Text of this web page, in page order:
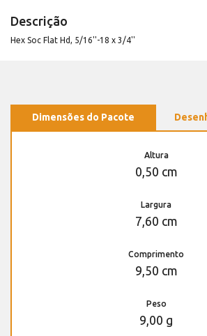
Descrição
Hex Soc Flat Hd, 5/16''-18 x 3/4''
Dimensões do Pacote
Altura
0,50 cm
Largura
7,60 cm
Comprimento
9,50 cm
Peso
9,00 g